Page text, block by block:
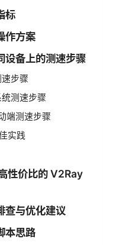
标
作方案
设备上的测速步骤
步骤
测速步骤
端测速步骤
实践
性价比的 V2Ray
查与优化建议
本思路